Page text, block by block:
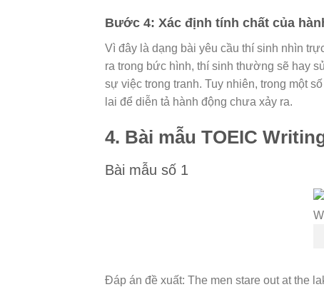
Bước 4: Xác định tính chất của
Vì đây là dạng bài yêu cầu thí sinh nhìn
ra trong bức hình, thí sinh thường sẽ hay
sự việc trong tranh. Tuy nhiên, trong một
lai để diễn tả hành động chưa xảy ra.
4. Bài mẫu TOEIC
Bài mẫu số 1
Đáp án đề xuất: The men stare out at the